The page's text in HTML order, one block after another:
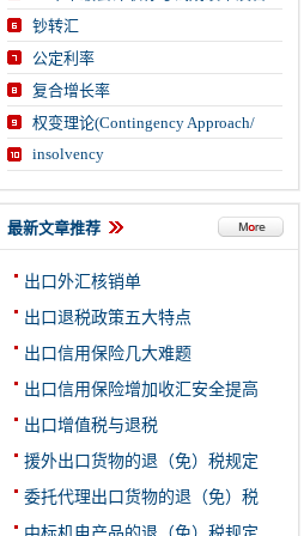
钞转汇
公定利率
复合增长率
权变理论(Contingency Approach/
insolvency
最新文章推荐
出口外汇核销单
出口退税政策五大特点
出口信用保险几大难题
出口信用保险增加收汇安全提高
出口增值税与退税
援外出口货物的退（免）税规定
委托代理出口货物的退（免）税